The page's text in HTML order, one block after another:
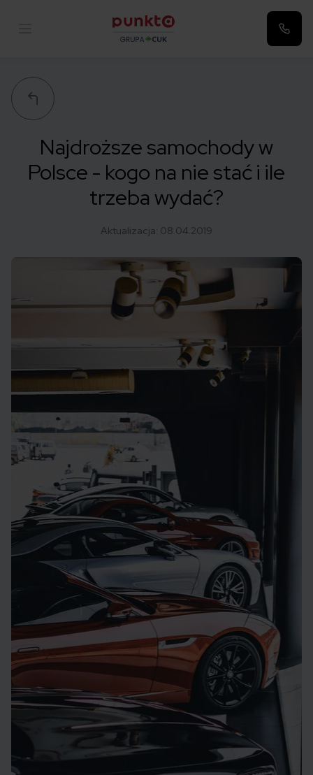
Najdroższe samochody w
Polsce - kogo na nie stać i ile
trzeba wydać?
Aktualizacja: 08.04.2019